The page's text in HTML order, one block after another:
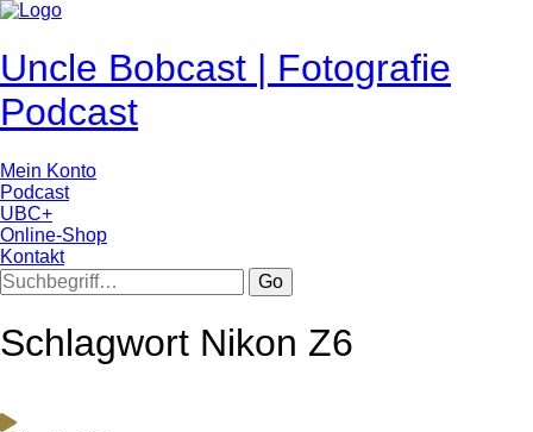
Uncle Bobcast | Fotografie
Podcast
Mein Konto
Podcast
UBC+
Online-Shop
Kontakt
Go
Schlagwort Nikon Z6